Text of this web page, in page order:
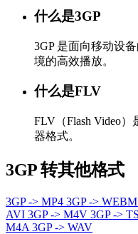
什么是3GP
3GP 是面向移动设
境的高效播放。
什么是FLV
FLV（Flash Video
器格式。
3GP 转其他格式
3GP -> MP4 3GP -> WEBM
AVI 3GP -> M4V 3GP -> TS
M4A 3GP -> WAV